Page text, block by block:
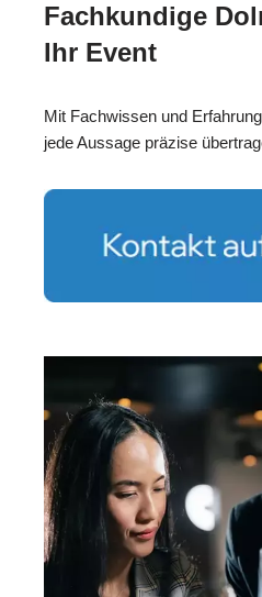
Fachkundige
Ihr Event
Mit Fachwissen und
jede Aussage präzise